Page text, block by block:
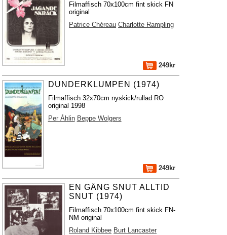
Filmaffisch 70x100cm fint skick FN
original
Patrice Chéreau Charlotte Rampling
249kr
DUNDERKLUMPEN (1974)
Filmaffisch 32x70cm nyskick/rullad RO
original 1998
Per Åhlin Beppe Wolgers
249kr
EN GÅNG SNUT ALLTID
SNUT (1974)
Filmaffisch 70x100cm fint skick FN-
NM original
Roland Kibbee Burt Lancaster